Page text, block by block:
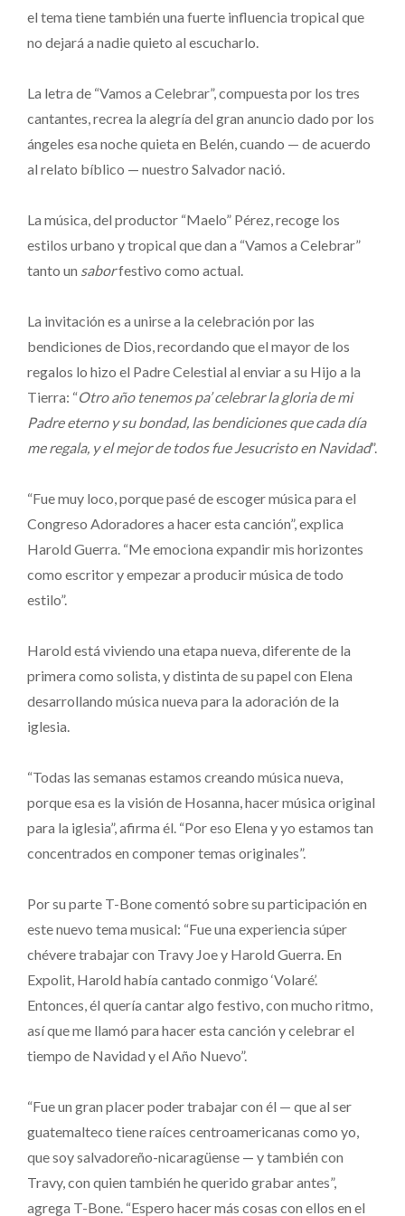
el tema tiene también una fuerte influencia tropical que
no dejará a nadie quieto al escucharlo.
La letra de “Vamos a Celebrar”, compuesta por los tres
cantantes, recrea la alegría del gran anuncio dado por los
ángeles esa noche quieta en Belén, cuando — de acuerdo
al relato bíblico — nuestro Salvador nació.
La música, del productor “Maelo” Pérez, recoge los
estilos urbano y tropical que dan a “Vamos a Celebrar”
tanto un saborfestivo como actual.
La invitación es a unirse a la celebración por las
bendiciones de Dios, recordando que el mayor de los
regalos lo hizo el Padre Celestial al enviar a su Hijo a la
Tierra: “Otro año tenemos pa’ celebrar la gloria de mi
Padre eterno y su bondad, las bendiciones que cada día
me regala, y el mejor de todos fue Jesucristo en Navidad”.
“Fue muy loco, porque pasé de escoger música para el
Congreso Adoradores a hacer esta canción”, explica
Harold Guerra. “Me emociona expandir mis horizontes
como escritor y empezar a producir música de todo
estilo”.
Harold está viviendo una etapa nueva, diferente de la
primera como solista, y distinta de su papel con Elena
desarrollando música nueva para la adoración de la
iglesia.
“Todas las semanas estamos creando música nueva,
porque esa es la visión de Hosanna, hacer música original
para la iglesia”, afirma él. “Por eso Elena y yo estamos tan
concentrados en componer temas originales”.
Por su parte T-Bone comentó sobre su participación en
este nuevo tema musical: “Fue una experiencia súper
chévere trabajar con Travy Joe y Harold Guerra. En
Expolit, Harold había cantado conmigo ‘Volaré’.
Entonces, él quería cantar algo festivo, con mucho ritmo,
así que me llamó para hacer esta canción y celebrar el
tiempo de Navidad y el Año Nuevo”.
“Fue un gran placer poder trabajar con él — que al ser
guatemalteco tiene raíces centroamericanas como yo,
que soy salvadoreño-nicaragüense — y también con
Travy, con quien también he querido grabar antes”,
agrega T-Bone. “Espero hacer más cosas con ellos en el